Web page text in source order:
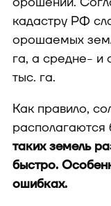
кадастру РФ
орошаемых
га, а средне- и
тыс. га.
Как правило,
располагаются
таких земель
быстро.
ошибках.